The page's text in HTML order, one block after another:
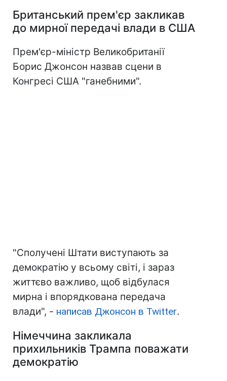
Британський прем'єр закликав
до мирної передачі влади в США
Прем'єр-міністр Великобританії
Борис Джонсон назвав сцени в
Конгресі США "ганебними".
"Сполучені Штати виступають за
демократію у всьому світі, і зараз
життєво важливо, щоб відбулася
мирна і впорядкована передача
влади", - написав Джонсон в Twitter.
Німеччина закликала
прихильників Трампа поважати
демократію